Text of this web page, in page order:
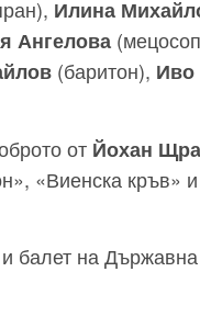
Илина
Ангелова
(баритон), Иво
от Йохан
«Виенска кръв»
балет на